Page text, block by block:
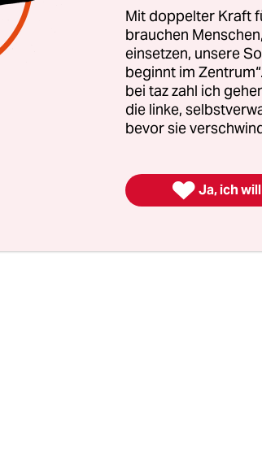
Auf dem Spiel steht nicht
ganzen EU. Wird der Favorit,
Rafał Trzaskowski von
Bürgerplattform (PO),
Demokratie in Polen
und Kandidat der
Recht und Gerechtigkeit
Mit doppelter Kraft
brauchen
einsetzen, unsere
beginnt im
bei taz zahl ich
die linke,
bevor sie
 Ja, ich will